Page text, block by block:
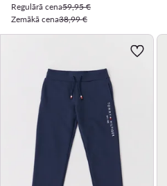
Regulārā cena59,95 €
Zemākā cena38,99 €